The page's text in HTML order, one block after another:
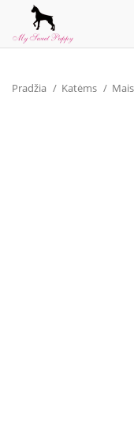
Pradžia Katėms